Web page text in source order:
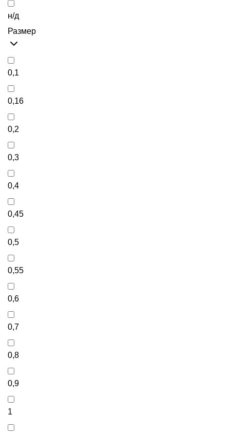
н/д
Размер
0,1
0,16
0,2
0,3
0,4
0,45
0,5
0,55
0,6
0,7
0,8
0,9
1